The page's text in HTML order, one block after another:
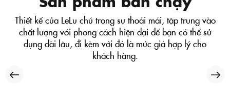
Thiết kế của LeLu chú trọng sự thoải mái, tập trung vào
chất lượng với phong cách hiện đại để bạn có thể sử
dụng dài lâu, đi kèm với đó là mức giá hợp lý cho
khách hàng.